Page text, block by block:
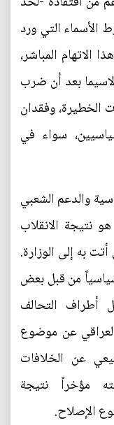
الأسماء التي ورد
الاتهام المباشر،
بعد أن ضرب
الخطيرة، وفقدان
سواء في
والدعم الشعبي
نتيجة الانقلاب
به إلى الوزارة.
من قبل بعض
أطراف التحالف
عن موضوع
عن الخلافات
مؤخراً نتيجة
الإصلاح.